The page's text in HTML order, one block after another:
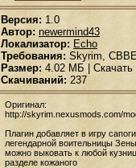
Версия: 1.0
Автор: newermind43
Локализатор: Echo
Требования: Skyrim,
Размер: 4.02 МБ | Скачать
Скачиваний: 237
Оригинал:
http://skyrim.nexusmods.com/
Плагин добавляет в игру сапоги
легендарной воительницы
можно выковать к любой
разделе кожаного